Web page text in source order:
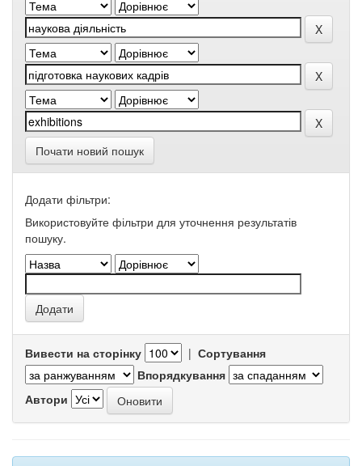
Почати новий пошук
Додати фільтри:
Використовуйте фільтри для уточнення результатів
пошуку.
Вивести на сторінку | Сортування
Впорядкування
Автори